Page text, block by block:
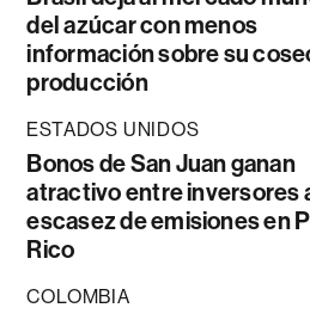
del azúcar con menos
información sobre su
producción
ESTADOS UNIDOS
Bonos de San Juan ganan
atractivo entre inversores
escasez de emisiones en
Rico
COLOMBIA